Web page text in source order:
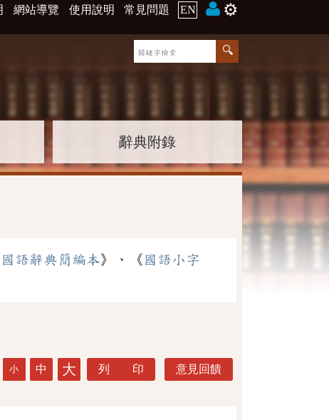
網站導覽 使用說明 常見問題 EN ⚙️
辭典附錄
國語辭典簡編本》、《 國語小字
小 中 大 列 印 意見回饋